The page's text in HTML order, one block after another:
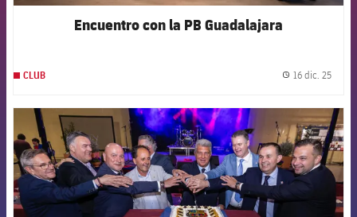
Encuentro con la PB Guadalajara
CLUB 16 dic. 25
FCB Barcelona badge